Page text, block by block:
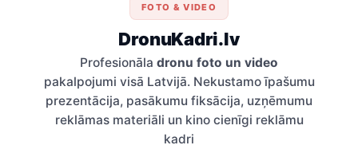
FOTO & VIDEO
DronuKadri.lv
Profesionāla dronu foto un video
pakalpojumi visā Latvijā. Nekustamo īpašumu
prezentācija, pasākumu fiksācija, uzņēmumu
reklāmas materiāli un kino cienīgi reklāmu
kadri